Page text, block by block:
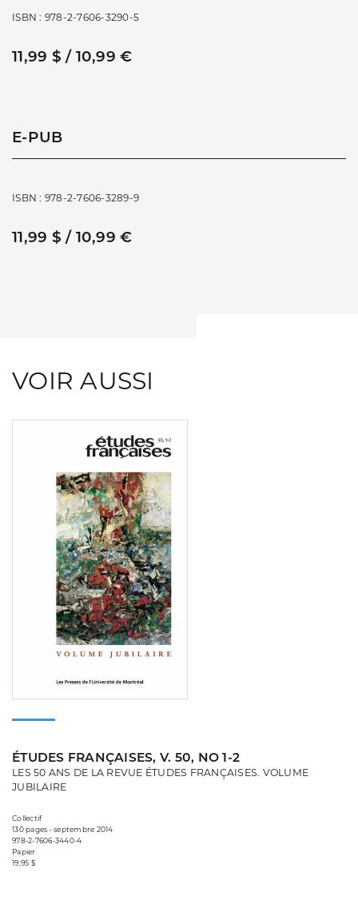
ISBN : 978-2-7606-3290-5
11,99 $ / 10,99 €
E-PUB
ISBN : 978-2-7606-3289-9
11,99 $ / 10,99 €
VOIR AUSSI
ÉTUDES FRANÇAISES, V. 50, NO 1-2
LES 50 ANS DE LA REVUE ÉTUDES FRANÇAISES. VOLUME
JUBILAIRE
Collectif
130 pages • septembre 2014
978-2-7606-3440-4
Papier
19,95 $